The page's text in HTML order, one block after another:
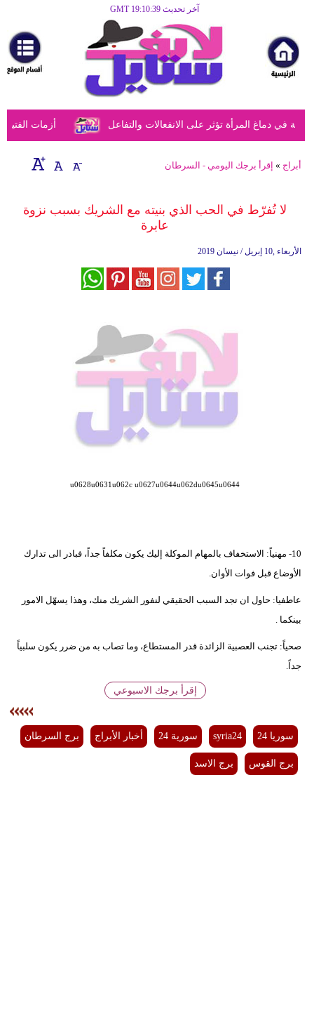
آخر تحديث GMT 19:10:39
مرأة
أزياء
أزياء
إسلامية
صحة
أزمات دماغ المرأة تؤثر على الانفعالات والتفاعل
أبراج » إقرأ برجك اليومي - السرطان
لا تُفرّط في الحب الذي بنيته مع الشريك بسبب نزوة
عابرة
الأربعاء ,10 إبريل / نيسان 2019
u0628u0631u062c u0627u0644u062du0645u0644
10- مهنياً: الاستخفاف بالمهام الموكلة إليك يكون مكلفاً جداً، فبادر الى تدارك
الأوضاع قبل فوات الأوان.
عاطفيا: حاول ان تجد السبب الحقيقي لنفور الشريك منك، وهذا يسهّل الامور
بينكما .
صحياً: تجنب العصبية الزائدة قدر المستطاع، وما تصاب به من ضرر يكون سلبياً
جداً.
إقرأ برجك الاسبوعي
سوريا 24 syria24 سورية 24 أخبار الأبراج برج السرطان
برج القوس برج الاسد